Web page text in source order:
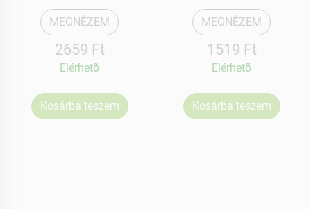
MEGNÉZEM
2659 Ft
Elérhetõ
Kosárba teszem
MEGNÉZEM
1519 Ft
Elérhetõ
Kosárba teszem